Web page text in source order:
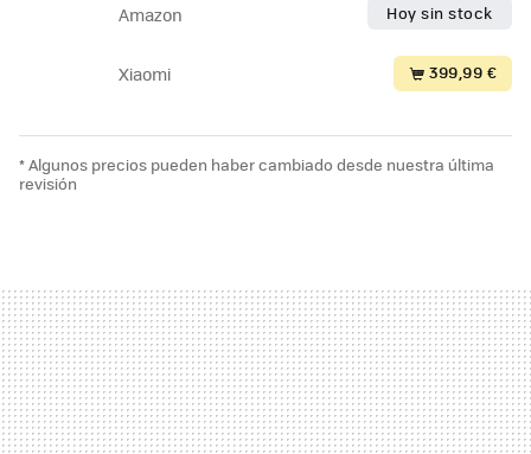
Amazon Hoy sin stock
Xiaomi 399,99 €
* Algunos precios pueden haber cambiado desde nuestra última
revisión